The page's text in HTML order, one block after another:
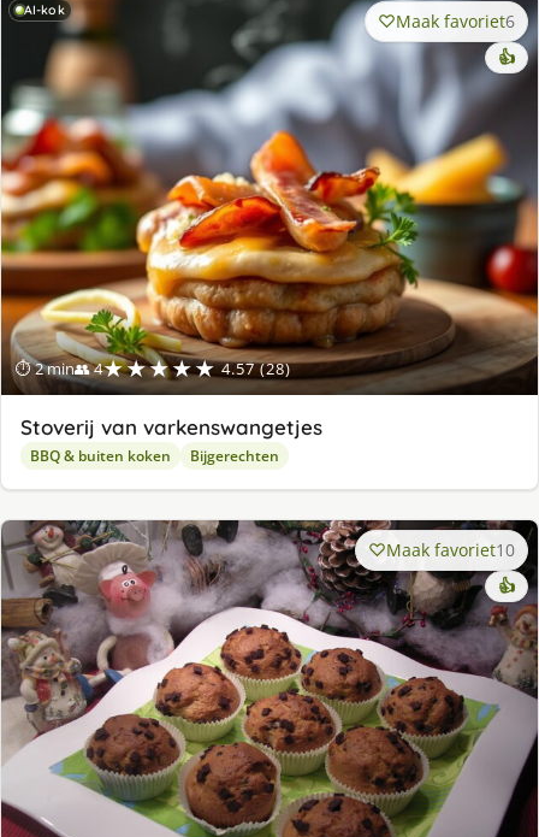
AI-kok
⏱ 2 min👥 4★★★★★ 4.57 (28)
Maak favoriet6
👍
Stoverij van varkenswangetjes
BBQ & buiten koken Bijgerechten
Maak favoriet10
👍